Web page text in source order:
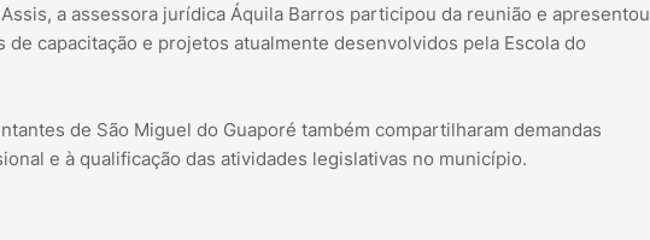
a assessora jurídica Áquila Barros participou da reunião e apresentou
capacitação e projetos atualmente desenvolvidos pela Escola do
de São Miguel do Guaporé também compartilharam demandas
e à qualificação das atividades legislativas no município.